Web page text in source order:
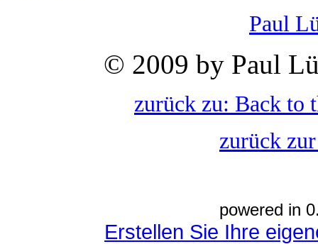
Paul
© 2009 by Paul
zurück zu: Back to
zurück
powered in
Erstellen Sie Ihre